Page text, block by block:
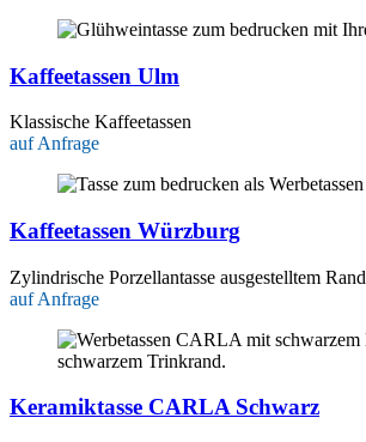
Kaffeetassen Ulm
Klassische Kaffeetassen
auf Anfrage
Kaffeetassen Würzburg
Zylindrische Porzellantasse ausgestelltem Rand
auf Anfrage
Keramiktasse CARLA Schwarz